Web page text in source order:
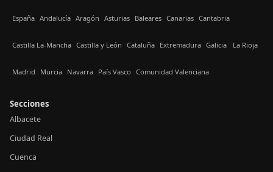
España Andalucía Aragón Asturias Baleares Canarias Cantabria
Castilla La-Mancha Castilla y León Cataluña Extremadura Galicia La Rioja
Madrid Murcia Navarra País Vasco Comunidad Valenciana
Secciones
Albacete
Ciudad Real
Cuenca